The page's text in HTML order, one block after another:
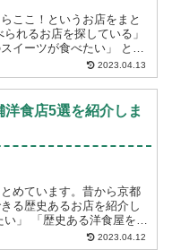
ここ！というお店をまと
ーツが食べたい」 とい
2023.04.13
洋食店5選を紹介しま
めています。昔から京都
る歴史あるお店を紹介し
2023.04.12